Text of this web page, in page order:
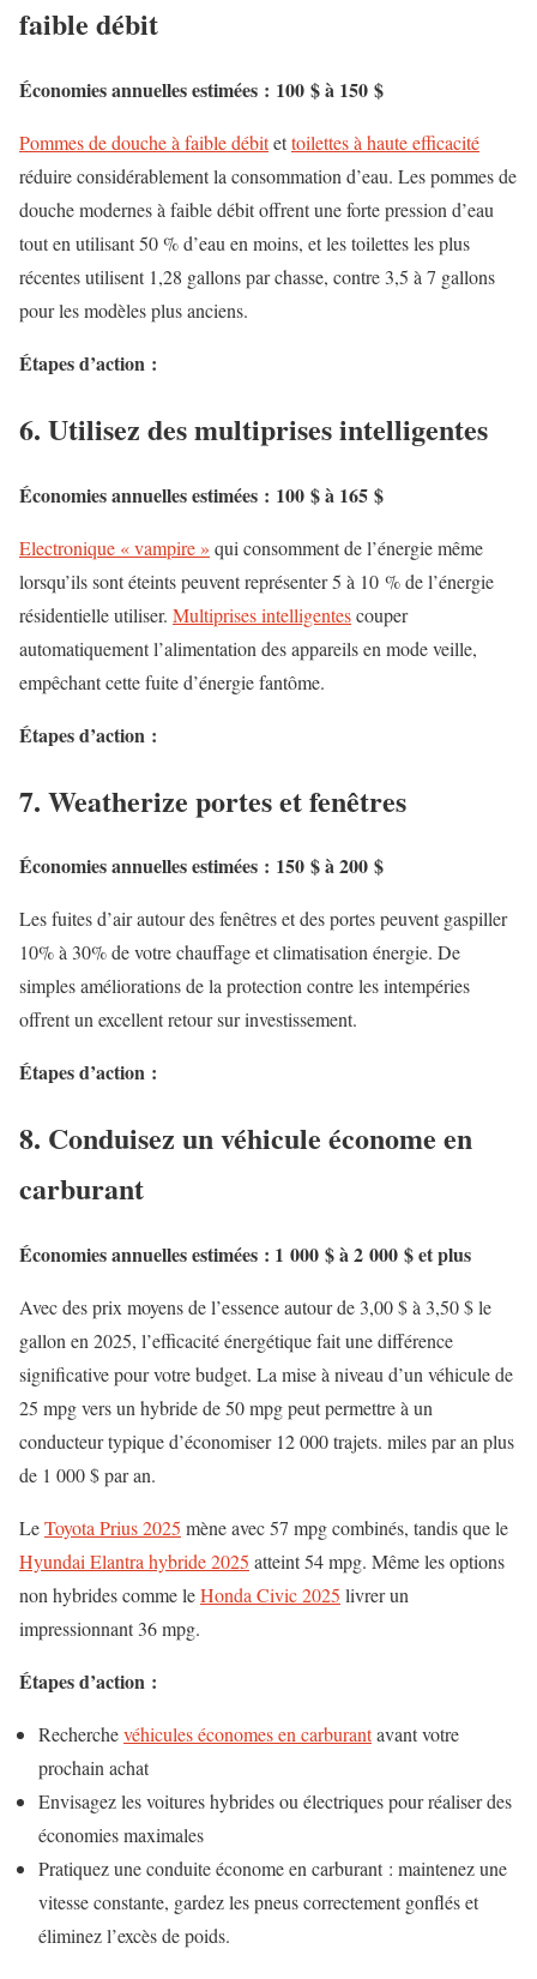
faible débit
Économies annuelles estimées : 100 $ à 150 $
Pommes de douche à faible débitettoilettes à haute efficacité
réduire considérablement la consommation d’eau. Les pommes de
douche modernes à faible débit offrent une forte pression d’eau
tout en utilisant 50 % d’eau en moins, et les toilettes les plus
récentes utilisent 1,28 gallons par chasse, contre 3,5 à 7 gallons
pour les modèles plus anciens.
Étapes d’action :
6. Utilisez des multiprises intelligentes
Économies annuelles estimées : 100 $ à 165 $
Electronique « vampire » qui consomment de l’énergie même
lorsqu’ils sont éteints peuvent représenter 5 à 10 % de l’énergie
résidentielleutiliser. Multiprises intelligentescouper
automatiquement l’alimentation des appareilsen mode veille,
empêchant cette fuite d’énergie fantôme.
Étapes d’action :
7. Weatherize portes et fenêtres
Économies annuelles estimées : 150 $ à 200 $
Les fuites d’air autour des fenêtres et des portes peuvent gaspiller
10% à 30% de votre chauffage et climatisationénergie. De
simples améliorations de la protection contre les intempéries
offrent un excellent retour sur investissement.
Étapes d’action :
8. Conduisez un véhicule économe en
carburant
Économies annuelles estimées : 1 000 $ à 2 000 $ et plus
Avec des prix moyens de l’essence autour de 3,00 $ à 3,50 $ le
gallon en 2025, l’efficacité énergétique fait une différence
significative pour votre budget. La mise à niveau d’un véhicule de
25 mpg vers un hybride de 50 mpg peut permettre à un
conducteur typique d’économiser 12 000 trajets. miles par an plus
de 1 000 $ par an.
LeToyota Prius 2025 mène avec 57 mpg combinés, tandis que le
Hyundai Elantra hybride 2025 atteint 54 mpg. Même les options
non hybrides comme leHonda Civic 2025 livrer un
impressionnant 36 mpg.
Étapes d’action :
Recherchevéhicules économes en carburantavant votre
prochain achat
Envisagez les voitures hybrides ou électriques pour réaliser des
économies maximales
Pratiquez une conduite économe en carburant : maintenez une
vitesse constante, gardez les pneus correctement gonflés et
éliminez l’excès de poids.